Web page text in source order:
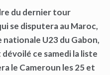
du dernier tour
se disputera au Maroc,
U23 du Gabon,
ce samedi la liste
le Cameroun les 25 et